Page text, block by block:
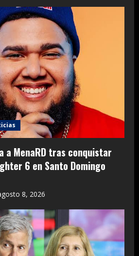
MenaRD tras conquistar
6 en Santo Domingo
8, 2026